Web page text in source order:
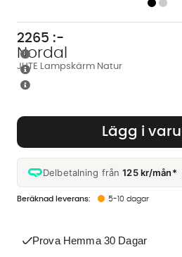
JUTE Lampskärm Natur
Nordal
2265 :-
Lägg i
Delbetalning från125 kr/mån*
5-10 dagar
Prova Hemma 30 Dagar